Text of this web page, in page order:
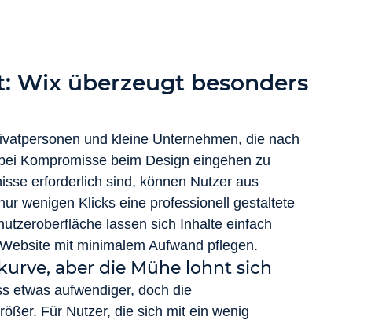
Wix überzeugt besonders
und kleine Unternehmen, die nach
Kompromisse beim Design eingehen zu
erforderlich sind, können Nutzer aus
wenigen Klicks eine professionell gestaltete
lassen sich Inhalte einfach
mit minimalem Aufwand pflegen.
aber die Mühe lohnt sich
etwas aufwendiger, doch die
Für Nutzer, die sich mit ein wenig